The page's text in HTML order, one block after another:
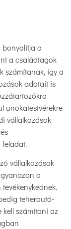
bonyolítja a
a családtagok
számítanak, így a
adatait is
unokatestvérekre
vállalkozások
vállalkozások
a
teherautó-
kell számítani az